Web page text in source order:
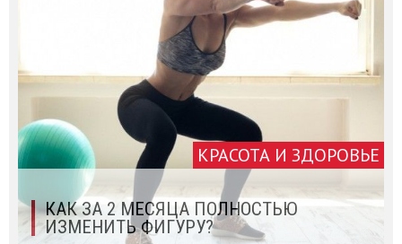
КРАСОТА И ЗДОРОВЬЕ
КАК ЗА 2 МЕСЯЦА ПОЛНОСТЬЮ
ИЗМЕНИТЬ ФИГУРУ?